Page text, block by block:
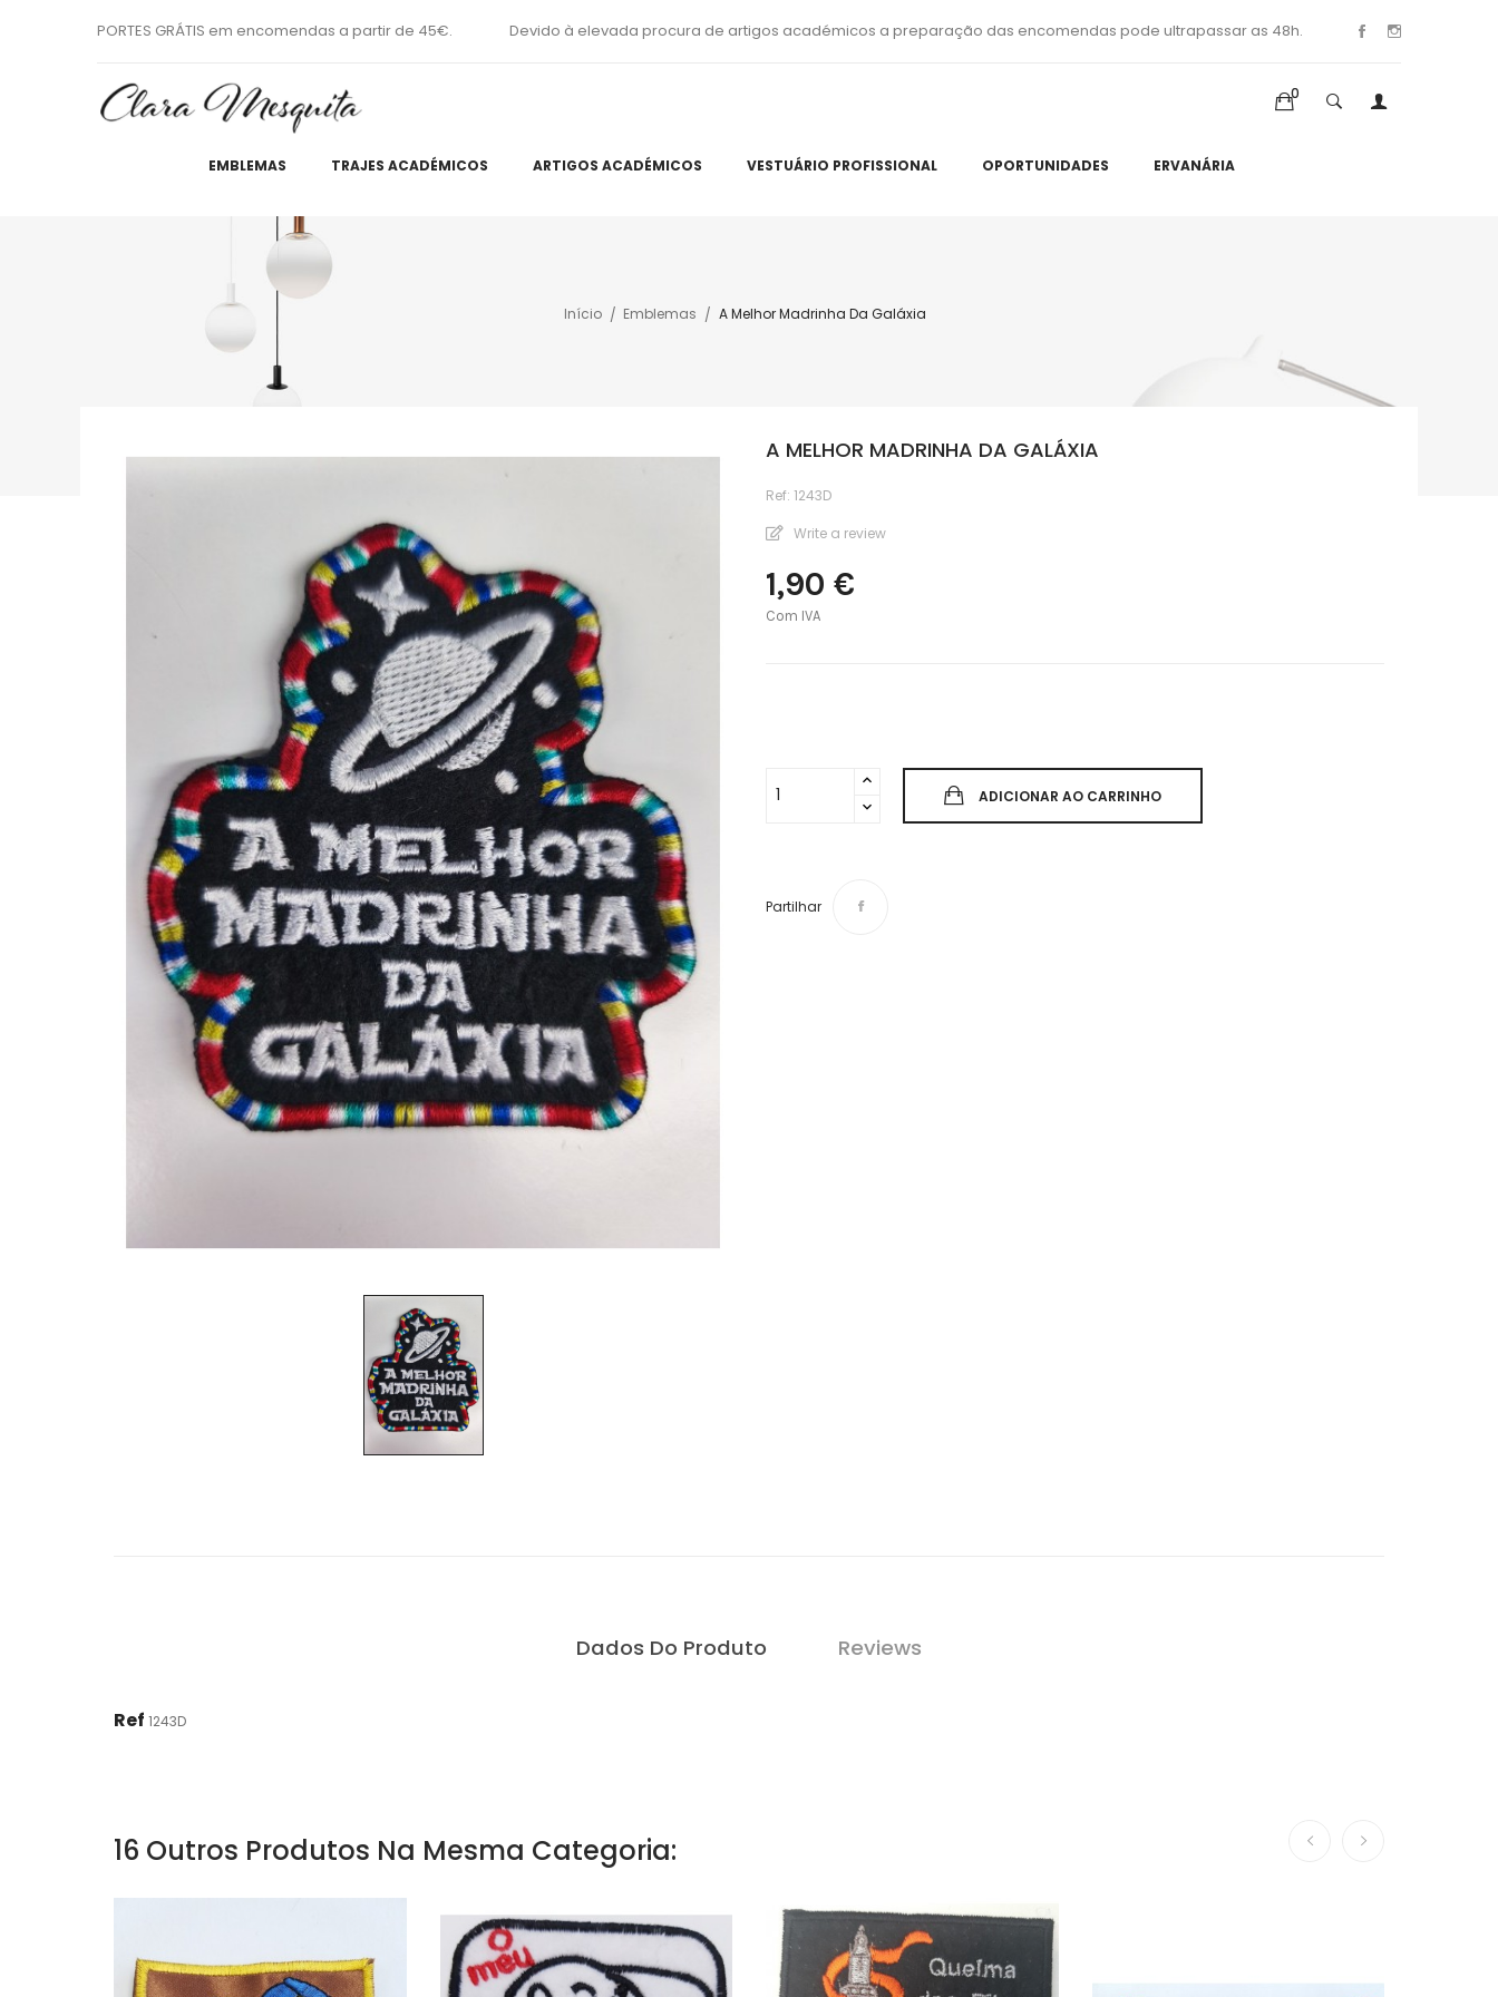
PORTES GRÁTIS em encomendas a partir de 45€. Devido à elevada procura de artigos académicos a preparação das encomendas pode ultrapassar as 48h.
0
EMBLEMAS TRAJES ACADÉMICOS ARTIGOS ACADÉMICOS VESTUÁRIO PROFISSIONAL OPORTUNIDADES ERVANÁRIA
Início Emblemas A Melhor Madrinha Da Galáxia
A MELHOR MADRINHA DA GALÁXIA
Ref: 1243D
Write a review
1,90 €
Com IVA
ADICIONAR AO CARRINHO
Partilhar
Dados Do Produto Reviews
Ref 1243D
16 Outros Produtos Na Mesma Categoria: